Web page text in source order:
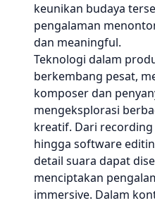
keunikan budaya
pengalaman
dan meaningful.
Teknologi dalam
berkembang pesat,
komposer dan
mengeksplorasi
kreatif. Dari
hingga software
detail suara dapat
menciptakan
immersive. Dalam